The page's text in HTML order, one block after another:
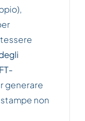
generare
non